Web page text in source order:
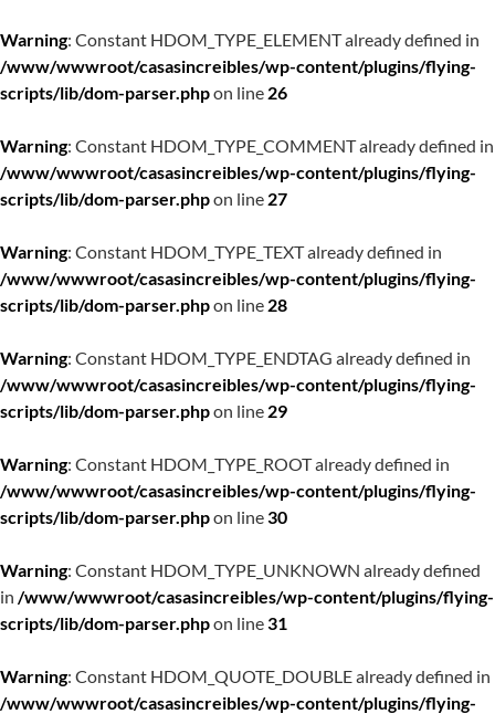
Warning: Constant HDOM_TYPE_ELEMENT already defined in
/www/wwwroot/casasincreibles/wp-content/plugins/flying-
scripts/lib/dom-parser.phpon line 26
Warning: Constant HDOM_TYPE_COMMENT already defined in
/www/wwwroot/casasincreibles/wp-content/plugins/flying-
scripts/lib/dom-parser.phpon line 27
Warning: Constant HDOM_TYPE_TEXT already defined in
/www/wwwroot/casasincreibles/wp-content/plugins/flying-
scripts/lib/dom-parser.phpon line 28
Warning: Constant HDOM_TYPE_ENDTAG already defined in
/www/wwwroot/casasincreibles/wp-content/plugins/flying-
scripts/lib/dom-parser.phpon line 29
Warning: Constant HDOM_TYPE_ROOT already defined in
/www/wwwroot/casasincreibles/wp-content/plugins/flying-
scripts/lib/dom-parser.phpon line30
Warning: Constant HDOM_TYPE_UNKNOWN already defined
in /www/wwwroot/casasincreibles/wp-content/plugins/flying-
scripts/lib/dom-parser.phpon line31
Warning: Constant HDOM_QUOTE_DOUBLE already defined in
/www/wwwroot/casasincreibles/wp-content/plugins/flying-